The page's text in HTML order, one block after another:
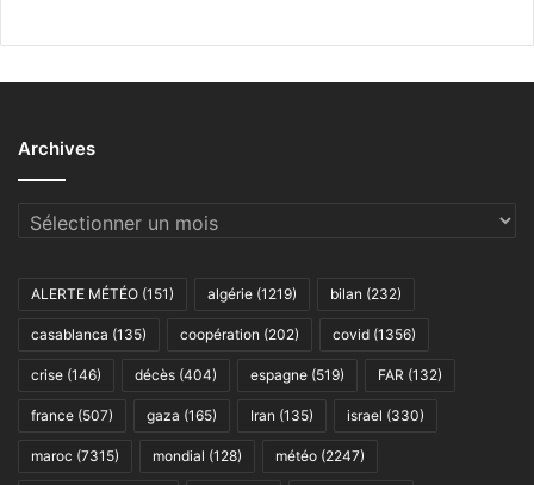
Archives
Archives
ALERTE MÉTÉO (151) algérie (1219) bilan (232)
casablanca (135) coopération (202) covid (1356)
crise (146) décès (404) espagne (519) FAR (132)
france (507) gaza (165) Iran (135) israel (330)
maroc (7315) mondial (128) météo (2247)